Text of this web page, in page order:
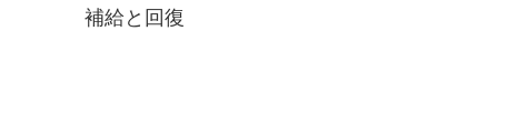
補給と回復